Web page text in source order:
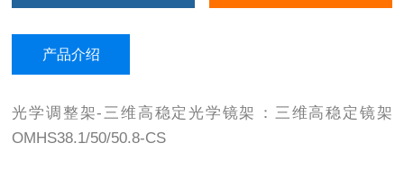
产品介绍
光学调整架-三维高稳定光学镜架：三维高稳定镜架
OMHS38.1/50/50.8-CS